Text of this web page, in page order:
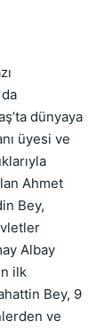
dünyaya
üyesi ve
Ahmet
Bey,
Albay
ilk
Bey, 9
ve